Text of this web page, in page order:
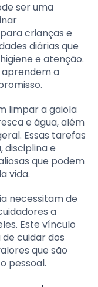
ser uma
crianças e
diárias que
e atenção.
aprendem a
limpar a gaiola
e água, além
Essas tarefas
disciplina e
que podem
vida.
necessitam de
a
Este vínculo
cuidar dos
que são
pessoal.